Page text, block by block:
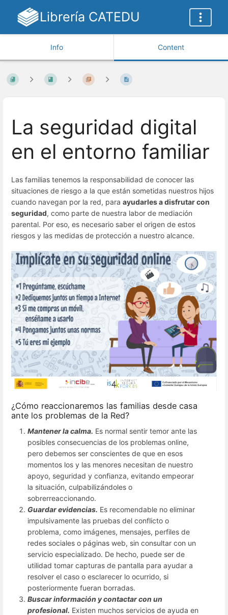
Librería CATEDU
Info Content
La seguridad digital
en el entorno familiar
Las familias tenemos la responsabilidad de conocer las
situaciones de riesgo a la que están sometidas nuestros hijos
cuando navegan por la red, para ayudarles a disfrutar con
seguridad, como parte de nuestra labor de mediación
parental. Por eso, es necesario saber el origen de estos
riesgos y las medidas de protección a nuestro alcance.
¿Cómo reaccionaremos las familias desde casa
ante los problemas de la Red?
Mantener la calma. Es normal sentir temor ante las
posibles consecuencias de los problemas online,
pero debemos ser conscientes de que en esos
momentos los y las menores necesitan de nuestro
apoyo, seguridad y confianza, evitando empeorar
la situación, culpabilizándoles o
sobrerreaccionando.
Guardar evidencias. Es recomendable no eliminar
impulsivamente las pruebas del conflicto o
problema, como imágenes, mensajes, perfiles de
redes sociales o páginas web, sin consultar con un
servicio especializado. De hecho, puede ser de
utilidad tomar capturas de pantalla para ayudar a
resolver el caso o esclarecer lo ocurrido, si
posteriormente fueran borradas.
Buscar información y contactar con un
profesional. Existen muchos servicios de ayuda en